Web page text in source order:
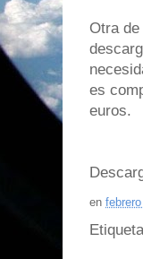
Otra
es
euros.
en